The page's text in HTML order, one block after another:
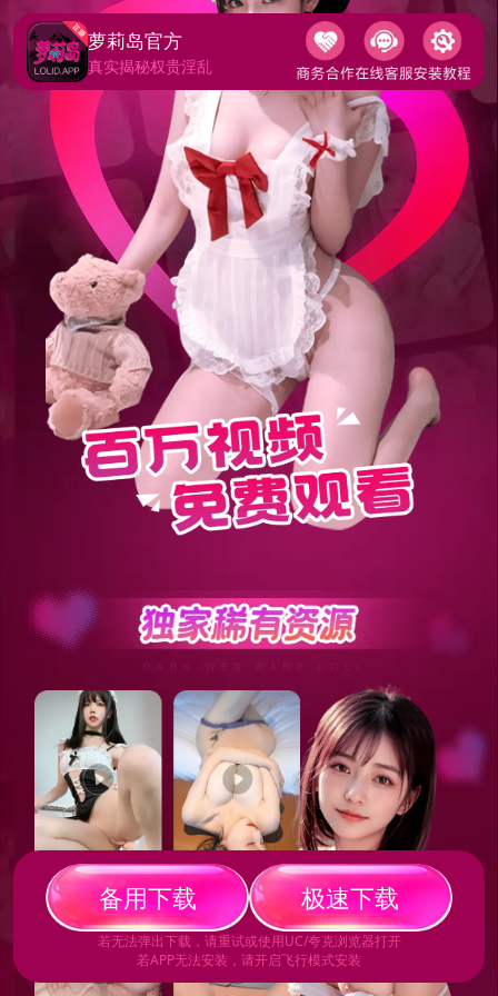
萝莉岛官方
真实揭秘权贵淫乱
备用下载 极速下载
若无法弹出下载，请重试或使用UC/夸克浏览器打开
若APP无法安装，请开启飞行模式安装